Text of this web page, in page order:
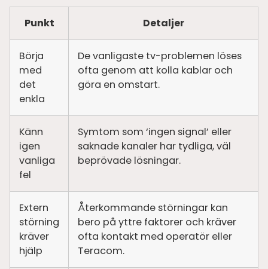
Punkt Detaljer
Börja
med
det
enkla
De vanligaste tv-problemen löses
ofta genom att kolla kablar och
göra en omstart.
Känn
igen
vanliga
fel
Symtom som ‘ingen signal’ eller
saknade kanaler har tydliga, väl
beprövade lösningar.
Extern
störning
kräver
hjälp
Återkommande störningar kan
bero på yttre faktorer och kräver
ofta kontakt med operatör eller
Teracom.